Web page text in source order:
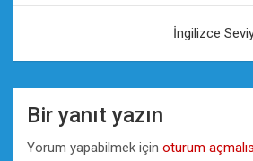
İngilizce
Bir yanıt yazın
Yorum yapabilmek için oturum